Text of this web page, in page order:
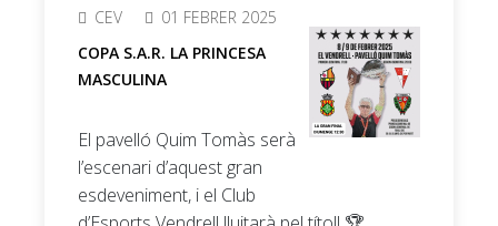
CEV
01 FEBRER 2025
COPA S.A.R. LA PRINCESA
MASCULINA
El pavelló Quim Tomàs serà
l’escenari d’aquest gran
esdeveniment, i el Club